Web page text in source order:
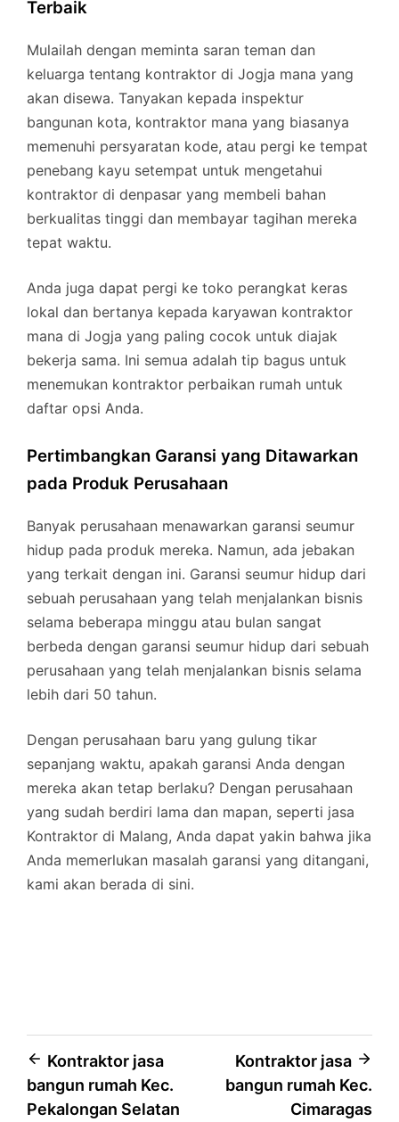
Terbaik
Mulailah dengan meminta saran teman dan
keluarga tentang kontraktor di Jogja mana yang
akan disewa. Tanyakan kepada inspektur
bangunan kota, kontraktor mana yang biasanya
memenuhi persyaratan kode, atau pergi ke tempat
penebang kayu setempat untuk mengetahui
kontraktor di denpasar yang membeli bahan
berkualitas tinggi dan membayar tagihan mereka
tepat waktu.
Anda juga dapat pergi ke toko perangkat keras
lokal dan bertanya kepada karyawan kontraktor
mana di Jogja yang paling cocok untuk diajak
bekerja sama. Ini semua adalah tip bagus untuk
menemukan kontraktor perbaikan rumah untuk
daftar opsi Anda.
Pertimbangkan Garansi yang Ditawarkan
pada Produk Perusahaan
Banyak perusahaan menawarkan garansi seumur
hidup pada produk mereka. Namun, ada jebakan
yang terkait dengan ini. Garansi seumur hidup dari
sebuah perusahaan yang telah menjalankan bisnis
selama beberapa minggu atau bulan sangat
berbeda dengan garansi seumur hidup dari sebuah
perusahaan yang telah menjalankan bisnis selama
lebih dari 50 tahun.
Dengan perusahaan baru yang gulung tikar
sepanjang waktu, apakah garansi Anda dengan
mereka akan tetap berlaku? Dengan perusahaan
yang sudah berdiri lama dan mapan, seperti jasa
Kontraktor di Malang, Anda dapat yakin bahwa jika
Anda memerlukan masalah garansi yang ditangani,
kami akan berada di sini.
Post
navigation
Kontraktor jasa
bangun rumah Kec.
Pekalongan Selatan
Kontraktor jasa
bangun rumah Kec.
Cimaragas